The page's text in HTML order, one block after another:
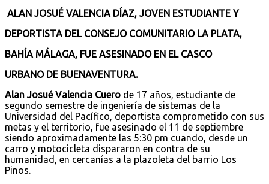
ALAN JOSUÉ VALENCIA DÍAZ, JOVEN ESTUDIANTE Y
DEPORTISTA DEL CONSEJO COMUNITARIO LA PLATA,
BAHÍA MÁLAGA, FUE ASESINADO EN EL CASCO
URBANO DE BUENAVENTURA.
Alan Josué Valencia Cuero de 17 años, estudiante de
segundo semestre de ingeniería de sistemas de la
Universidad del Pacífico, deportista comprometido con sus
metas y el territorio, fue asesinado el 11 de septiembre
siendo aproximadamente las 5:30 pm cuando, desde un
carro y motocicleta dispararon en contra de su
humanidad, en cercanías a la plazoleta del barrio Los
Pinos.